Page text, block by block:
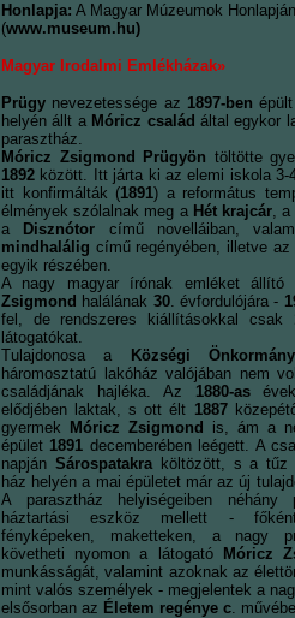
Honlapja: A Magyar Múzeumok
(www.museum.hu)
Magyar Irodalmi Emlékházak»
Prügy nevezetessége az 1897-ben
helyén állt a Móricz család által egykor
parasztház.
Móricz Zsigmond Prügyön töltötte
1892 között. Itt járta ki az elemi iskola 3-
itt konfirmálták (1891) a református
élmények szólalnak meg a Hét krajcár, a
a
Disznótor című novelláiban,
mindhalálig című regényében, illetve az
egyik részében.
A nagy magyar írónak emléket
Zsigmond halálának 30. évfordulójára -
fel, de rendszeres kiállításokkal csak
látogatókat.
Tulajdonosa a
Községi
háromosztatú lakóház valójában nem
családjának hajléka. Az 1880-as
elődjében laktak, s ott élt 1887
gyermek
Móricz Zsigmond is, ám a
épület 1891 decemberében leégett. A
napján Sárospatakra költözött, s a tűz
ház helyén a mai épületet már az új
A parasztház helyiségeiben néhány
háztartási eszköz mellett - főként
fényképeken, maketteken, a nagy
követheti nyomon a látogató
Móricz
munkásságát, valamint azoknak az
mint valós személyek - megjelentek a
elsősorban az Életem regénye c.